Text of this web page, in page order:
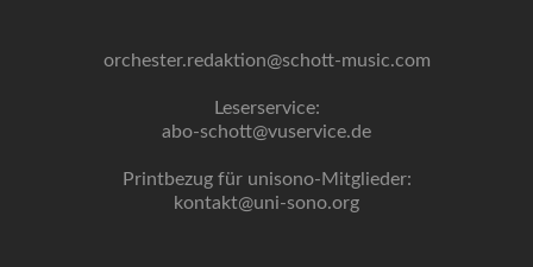
orchester.redaktion@schott-music.com
Leserservice:
abo-schott@vuservice.de
Printbezug für unisono-Mitglieder:
kontakt@uni-sono.org